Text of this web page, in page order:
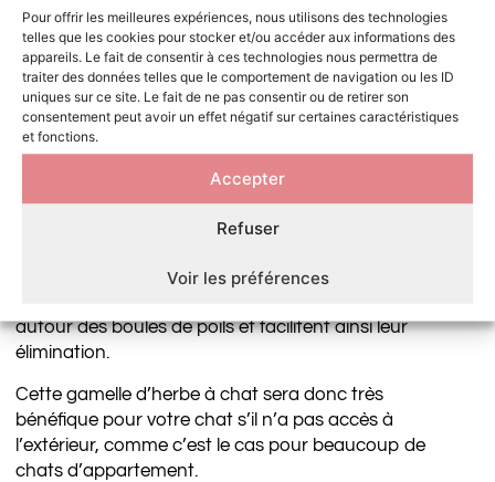
Pour offrir les meilleures expériences, nous utilisons des technologies
telles que les cookies pour stocker et/ou accéder aux informations des
appareils. Le fait de consentir à ces technologies nous permettra de
traiter des données telles que le comportement de navigation ou les ID
uniques sur ce site. Le fait de ne pas consentir ou de retirer son
consentement peut avoir un effet négatif sur certaines caractéristiques
et fonctions.
Accepter
Refuser
Voir les préférences
votre chat.
Les boules de poils peuvent également être
évacuées lorsque votre chat fait ses selles.
Cependant, si elles sont trop grosses, elles peuvent
boucher l’intestin grêle et stopper le passage des
matières alimentaires, créant une occlusion
En proposant cette gamelle d’herbe à chat à votre
facilement et d’éviter de graves problèmes de santé.
autour des boules de poils et facilitent ainsi leur
élimination.
Cette gamelle d’herbe à chat sera donc très
bénéfique pour votre chat s’il n’a pas accès à
l’extérieur, comme c’est le cas pour beaucoup de
chats d’appartement.